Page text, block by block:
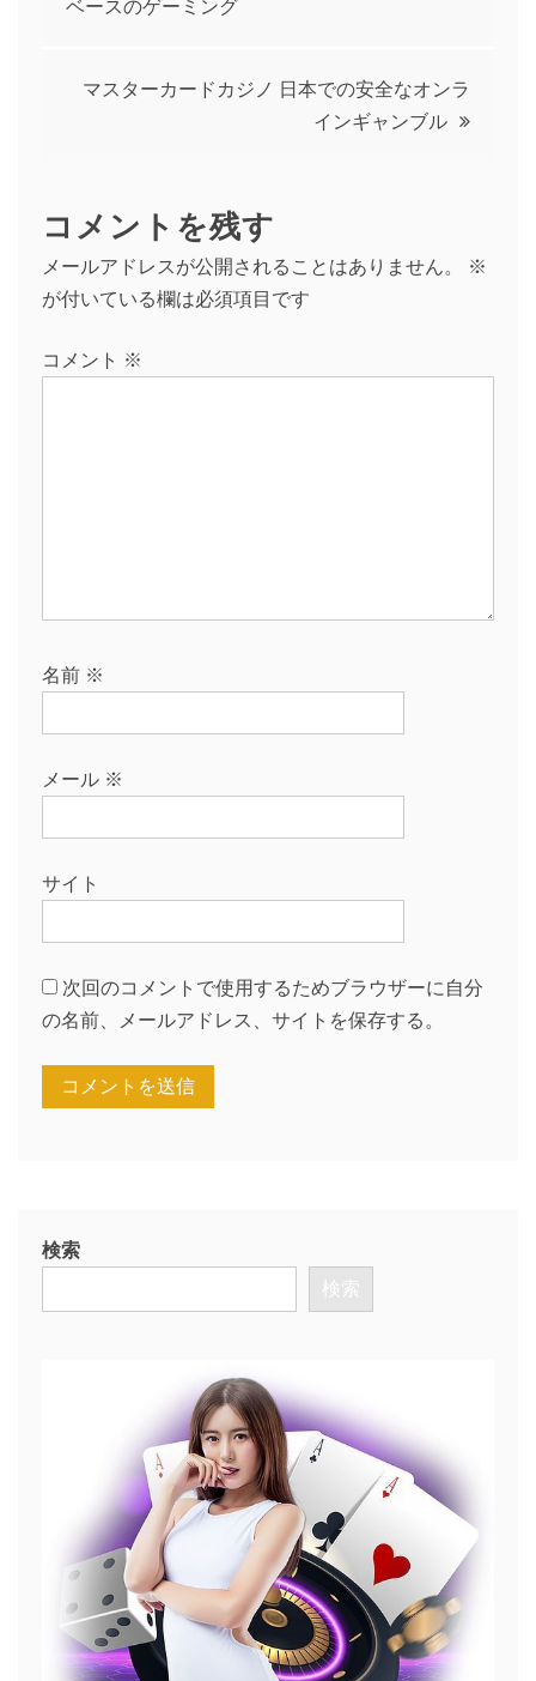
稿
ゲ
ー
シ
ベースのゲーミング
マスターカードカジノ 日本での安全なオンラ
インギャンブル
コメントを残す
メールアドレスが公開されることはありません。
※
が付いている欄は必須項目です
コメント ※
名前 ※
メール ※
サイト
次回のコメントで使用するためブラウザーに自分
の名前、メールアドレス、サイトを保存する。
検索
検索